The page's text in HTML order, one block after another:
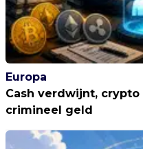
Europa
Cash verdwijnt,
crimineel geld